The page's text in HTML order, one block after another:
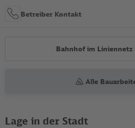
Betreiber Kontakt
Bahnhof im Liniennetz
Alle
Lage in der Stadt